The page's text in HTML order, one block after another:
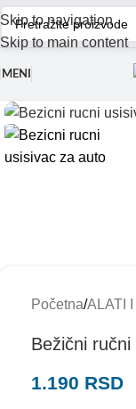
Skip to navigation
Skip to main content
MENI
Početna/ALATI
Bežični
1.190 RSD